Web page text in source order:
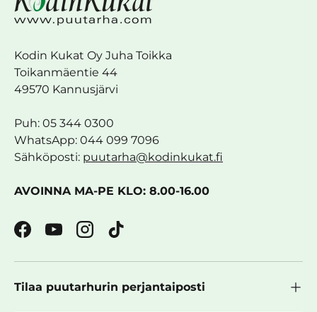
Kodin Kukat Oy Juha Toikka
Toikanmäentie 44
49570 Kannusjärvi
Puh: 05 344 0300
WhatsApp: 044 099 7096
Sähköposti: puutarha@kodinkukat.fi
AVOINNA MA-PE KLO: 8.00-16.00
Facebook
YouTubeInstagram
TikTok
Tilaa puutarhurin perjantaiposti